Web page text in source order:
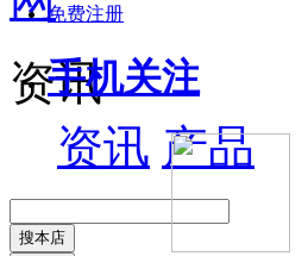
免费注册
手机关注
资讯
资讯 产品
搜本店